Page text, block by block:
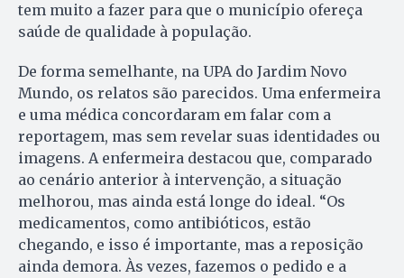
tem muito a fazer para que o município ofereça
saúde de qualidade à população.
De forma semelhante, na UPA do Jardim Novo
Mundo, os relatos são parecidos. Uma enfermeira
e uma médica concordaram em falar com a
reportagem, mas sem revelar suas identidades ou
imagens. A enfermeira destacou que, comparado
ao cenário anterior à intervenção, a situação
melhorou, mas ainda está longe do ideal. “Os
medicamentos, como antibióticos, estão
chegando, e isso é importante, mas a reposição
ainda demora. Às vezes, fazemos o pedido e a